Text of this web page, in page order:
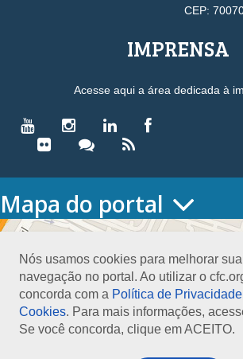
Nós usamos cookies para melhorar
navegação no portal. Ao utilizar o
concorda com a Política de Privacidade
Cookies. Para mais informações,
Se você concorda, clique em ACEITO.
CEP:
IMPRENSA
Acesse aqui a área dedicada à
Mapa do portal
HOME
Conselho Diretor
Nossa Sede
Planejamento
Organograma
Medalha João Lyra